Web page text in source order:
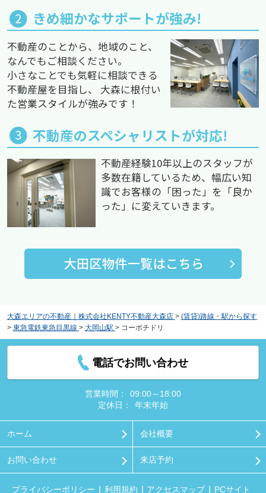
きめ細かなサポートが強み!
不動産のことから、地域のこと、
なんでもご相談ください。
小さなことでも気軽に相談できる
不動産屋を目指し、 大森に根付い
た営業スタイルが強みです！
不動産のスペシャリストが対応!
不動産経験10年以上のスタッフが
多数在籍しているため、幅広い知
識でお客様の「困った」を「良か
った」に変えていきます。
大森エリアの不動産｜株式会社KENTY不動産大森店 > (賃貸)路線・駅から探す
> 東急電鉄東急目黒線 > 大岡山駅 > コーポチドリ
電話でお問い合わせ
営業時間：
09:00～18:00
定休日：
年末年始
ホーム 会社概要
お問い合わせ 来店予約
プライバシーポリシー 利用規約 アクセスマップ PCサイト